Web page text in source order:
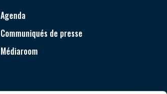
Agenda
Communiqués de presse
Médiaroom